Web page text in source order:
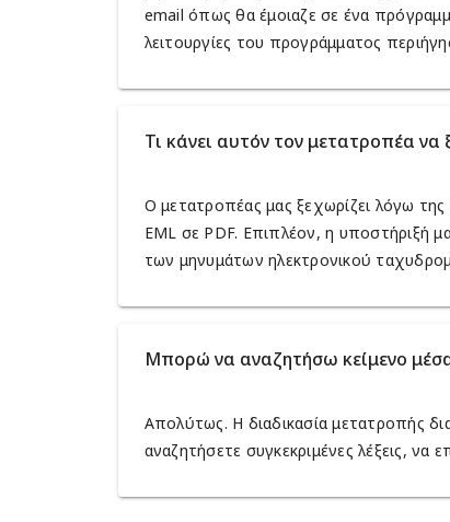
email όπως θα έμοιαζε σε ένα
λειτουργίες του προγράμματος
Τι κάνει αυτόν τον μετατροπέα να
Ο μετατροπέας μας ξεχωρίζει λόγω
EML σε PDF. Επιπλέον, η υποστήριξή
των μηνυμάτων ηλεκτρονικού
Μπορώ να αναζητήσω κείμενο
Απολύτως. Η διαδικασία μετατροπής
αναζητήσετε συγκεκριμένες λέξεις,